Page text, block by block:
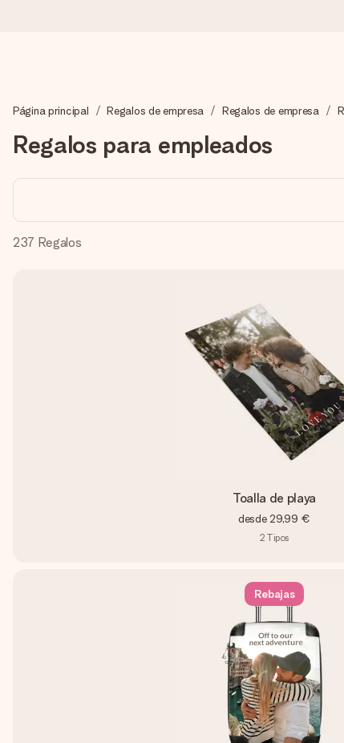
Preparamos tu regalo con cuidado y lo enviamos al vuelo,
4,5 (basado en +15.000 opiniones)
Crea algo único en pocos pasos – con su nombre, tu foto
Página principal Regalos de empresa Regalos de empresa
Regalos para empleados
237 Regalos
Toalla de playa
desde 29,99 €
2 Tipos
Rebajas